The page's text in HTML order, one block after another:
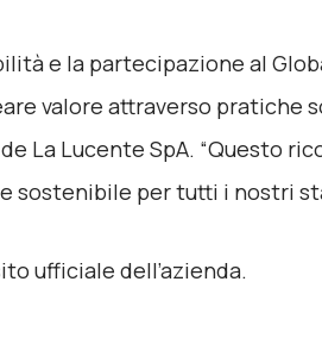
e la partecipazione al
valore attraverso pratiche
La Lucente SpA. “Questo
sostenibile per tutti i nostri
ufficiale dell’azienda.